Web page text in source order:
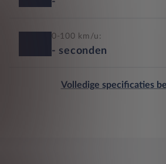
0-100 km/u:
- seconden
Volledige specificaties